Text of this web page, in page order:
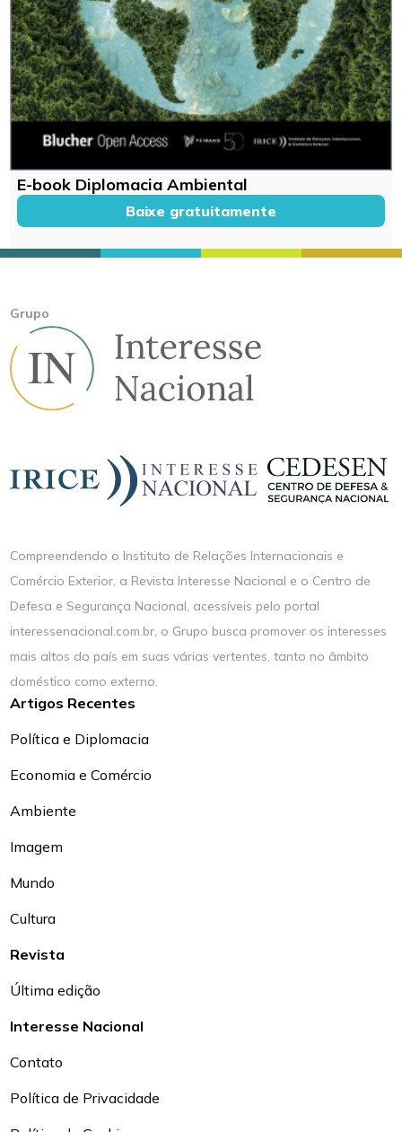
E-book Diplomacia Ambiental
Baixe gratuitamente
Grupo
Compreendendo o Instituto de Relações Internacionais e
Comércio Exterior, a Revista Interesse Nacional e o Centro de
Defesa e Segurança Nacional, acessíveis pelo portal
interessenacional.com.br, o Grupo busca promover os interesses
mais altos do país em suas várias vertentes, tanto no âmbito
doméstico como externo.
Artigos Recentes
Política e Diplomacia
Economia e Comércio
Ambiente
Imagem
Mundo
Cultura
Revista
Última edição
Interesse Nacional
Contato
Política de Privacidade